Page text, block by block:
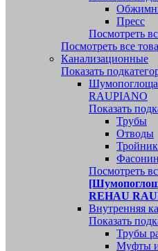
Пресс
Посмотреть
Посмотреть все
Канализационные
Показать
RAUPIANO
Показать
Трубы
Отводы
Посмотреть
REHAU
Внутренняя
Показать
Трубы
Муфты